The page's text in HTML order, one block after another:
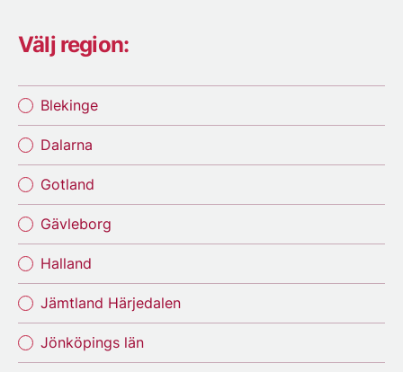
Välj region:
Blekinge
Dalarna
Gotland
Gävleborg
Halland
Jämtland Härjedalen
Jönköpings län